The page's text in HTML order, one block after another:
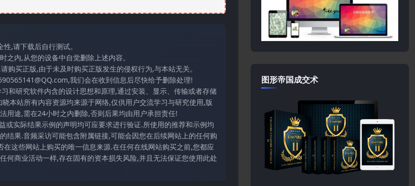
,请下载后自行测试。
内,从您的设备中自觉删除上述内容。
买正版,由于未及时购买正版发生的侵权行为,与本站无关。
我们会在收到信息后尽快给予删除处理!
和研究软件内含的设计思想和原理,通过安装、显示、传输或者存储
本站所有内容资源均来源于网络,仅供用户交流学习与研究使用,版
用途,需在24小时之内删除,否则后果均由用户承担责任!
实际结果示例的声明均可应要求进行验证.所使用的推荐和示例均
结果.音频采访可能包含附属链接,可能会因您在后续网站上的任何购
这些网站上购买的唯一信息来源.在任何在线网站购买之前,您都应
何商业活动一样,存在固有的资本损失风险,并且无法保证您使用此处
图形帝国成交术